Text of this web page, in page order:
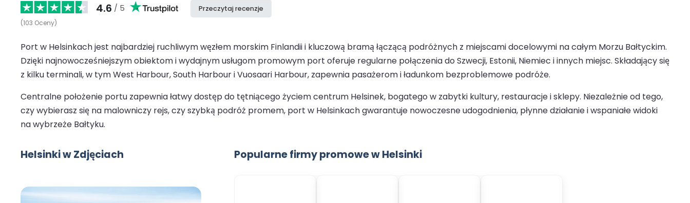
4.6 / 5
(103 Oceny)
Przeczytaj recenzje
Port w Helsinkach jest najbardziej ruchliwym węzłem morskim Finlandii i kluczową bramą łączącą podróżnych z miejscami docelowymi na całym Morzu Bałtyckim.
Dzięki najnowocześniejszym obiektom i wydajnym usługom promowym port oferuje regularne połączenia do Szwecji, Estonii, Niemiec i innych miejsc. Składający się
z kilku terminali, w tym West Harbour, South Harbour i Vuosaari Harbour, zapewnia pasażerom i ładunkom bezproblemowe podróże.
Centralne położenie portu zapewnia łatwy dostęp do tętniącego życiem centrum Helsinek, bogatego w zabytki kultury, restauracje i sklepy. Niezależnie od tego,
czy wybierasz się na malowniczy rejs, czy szybką podróż promem, port w Helsinkach gwarantuje nowoczesne udogodnienia, płynne działanie i wspaniałe widoki
na wybrzeże Bałtyku.
Helsinki w Zdjęciach Popularne firmy promowe w Helsinki